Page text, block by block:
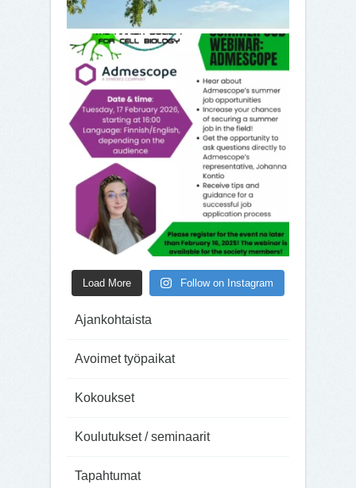
Load More Follow on Instagram
Ajankohtaista
Avoimet työpaikat
Kokoukset
Koulutukset / seminaarit
Tapahtumat